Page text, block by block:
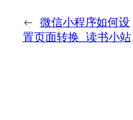
← 微信小程序如何设
置页面转换_读书小站